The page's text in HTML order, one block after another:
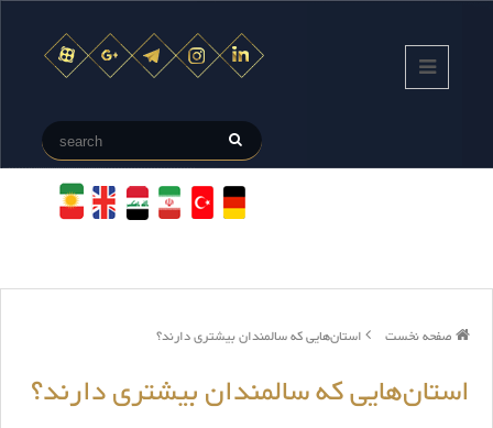
صفحه نخست استان‌هایی که سالمندان بیشتری دارند؟
استان‌هایی که سالمندان بیشتری دارند؟